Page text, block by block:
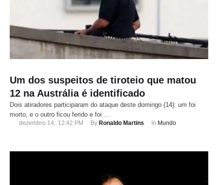
Um dos suspeitos de tiroteio que matou
12 na Austrália é identificado
Dois atiradores participaram do ataque deste domingo (14): um foi
morto, e o outro ficou ferido e foi …
dezembro 14, 12:42 PM By Ronaldo Martins In Mundo